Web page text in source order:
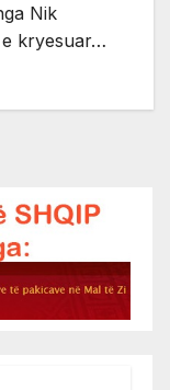
Nik
e kryesuar…